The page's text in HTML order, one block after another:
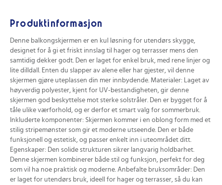
Produktinformasjon
Denne balkongskjermen er en kul løsning for utendørs skygge,
designet for å gi et friskt innslag til hager og terrasser mens den
samtidig dekker godt. Den er laget for enkel bruk, med rene linjer og
lite dilldall. Enten du slapper av alene eller har gjester, vil denne
skjermen gjøre uteplassen din mer innbydende. Materialer: Laget av
høyverdig polyester, kjent for UV-bestandigheten, gir denne
skjermen god beskyttelse mot sterke solstråler. Den er bygget for å
tåle ulike værforhold, og er derfor et smart valg for sommerbruk.
Inkluderte komponenter: Skjermen kommer i en oblong form med et
stilig stripemønster som gir et moderne utseende. Den er både
funksjonell og estetisk, og passer enkelt inn i uteområdet ditt.
Egenskaper: Den solide strukturen sikrer langvarig holdbarhet.
Denne skjermen kombinerer både stil og funksjon, perfekt for deg
som vil ha noe praktisk og moderne. Anbefalte bruksområder: Den
er laget for utendørs bruk, ideell for hager og terrasser, så du kan